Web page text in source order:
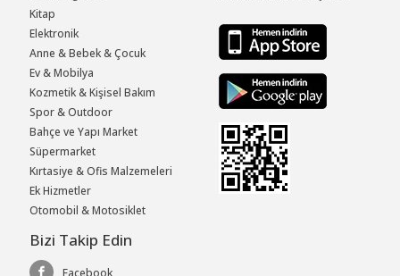
Kitap
Elektronik
Anne & Bebek & Çocuk
Ev & Mobilya
Kozmetik & Kişisel Bakım
Spor & Outdoor
Bahçe ve Yapı Market
Süpermarket
Kırtasiye & Ofis Malzemeleri
Ek Hizmetler
Otomobil & Motosiklet
Bizi Takip Edin
Facebook